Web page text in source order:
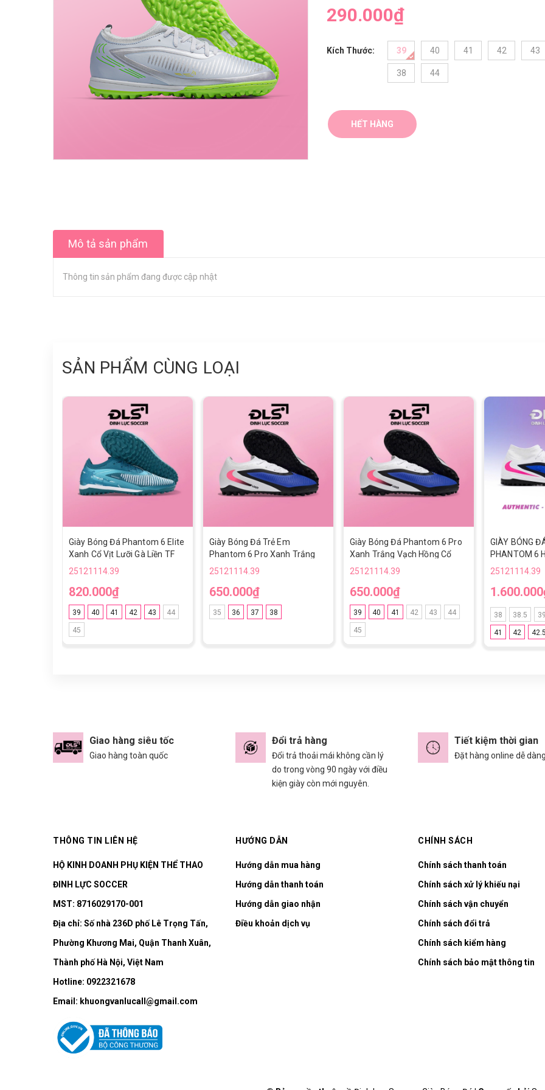
290.000₫
Kích Thước: 39 40 41 42 43
38 44
HẾT HÀNG
Mô tả sản phẩm
Thông tin sản phẩm đang được cập nhật
SẢN PHẨM CÙNG LOẠI
Giày Bóng Đá Phantom 6 Elite
Xanh Cổ Vịt Lưỡi Gà Liền TF
25121114.39
820.000₫
39 40 41 42 43 44
45
Giày Bóng Đá Trẻ Em
Phantom 6 Pro Xanh Trắng
Vạch Hồng Cổ Lửng TF
25121114.39
650.000₫
35 36 37 38
Giày Bóng Đá Phantom 6 Pro
Xanh Trắng Vạch Hồng Cổ
Lửng TF
25121114.39
650.000₫
39 40 41 42 43 44
45
GIÀY BÓNG
PHANTOM 6
TF - HQ2277-
25121114.39
38 38.5 39
41 42 42.5
Giao hàng siêu tốc
Giao hàng toàn quốc
Đổi trả hàng
Đổi trả thoải mái không cần lý
do trong vòng 90 ngày với điều
kiện giày còn mới nguyên.
Tiết kiệm thời gian
Đặt hàng online dễ dàng
THÔNG TIN LIÊN HỆ
HỘ KINH DOANH PHỤ KIỆN THỂ THAO
ĐINH LỰC SOCCER
MST: 8716029170-001
Địa chỉ: Số nhà 236D phố Lê Trọng Tấn,
Phường Khương Mai, Quận Thanh Xuân,
Thành phố Hà Nội, Việt Nam
Hotline: 0922321678
Email: khuongvanlucall@gmail.com
HƯỚNG DẪN
Hướng dẫn mua hàng
Hướng dẫn thanh toán
Hướng dẫn giao nhận
Điều khoản dịch vụ
CHÍNH SÁCH
Chính sách thanh toán
Chính sách xử lý khiếu nại
Chính sách vận chuyển
Chính sách đổi trả
Chính sách kiểm hàng
Chính sách bảo mật thông tin